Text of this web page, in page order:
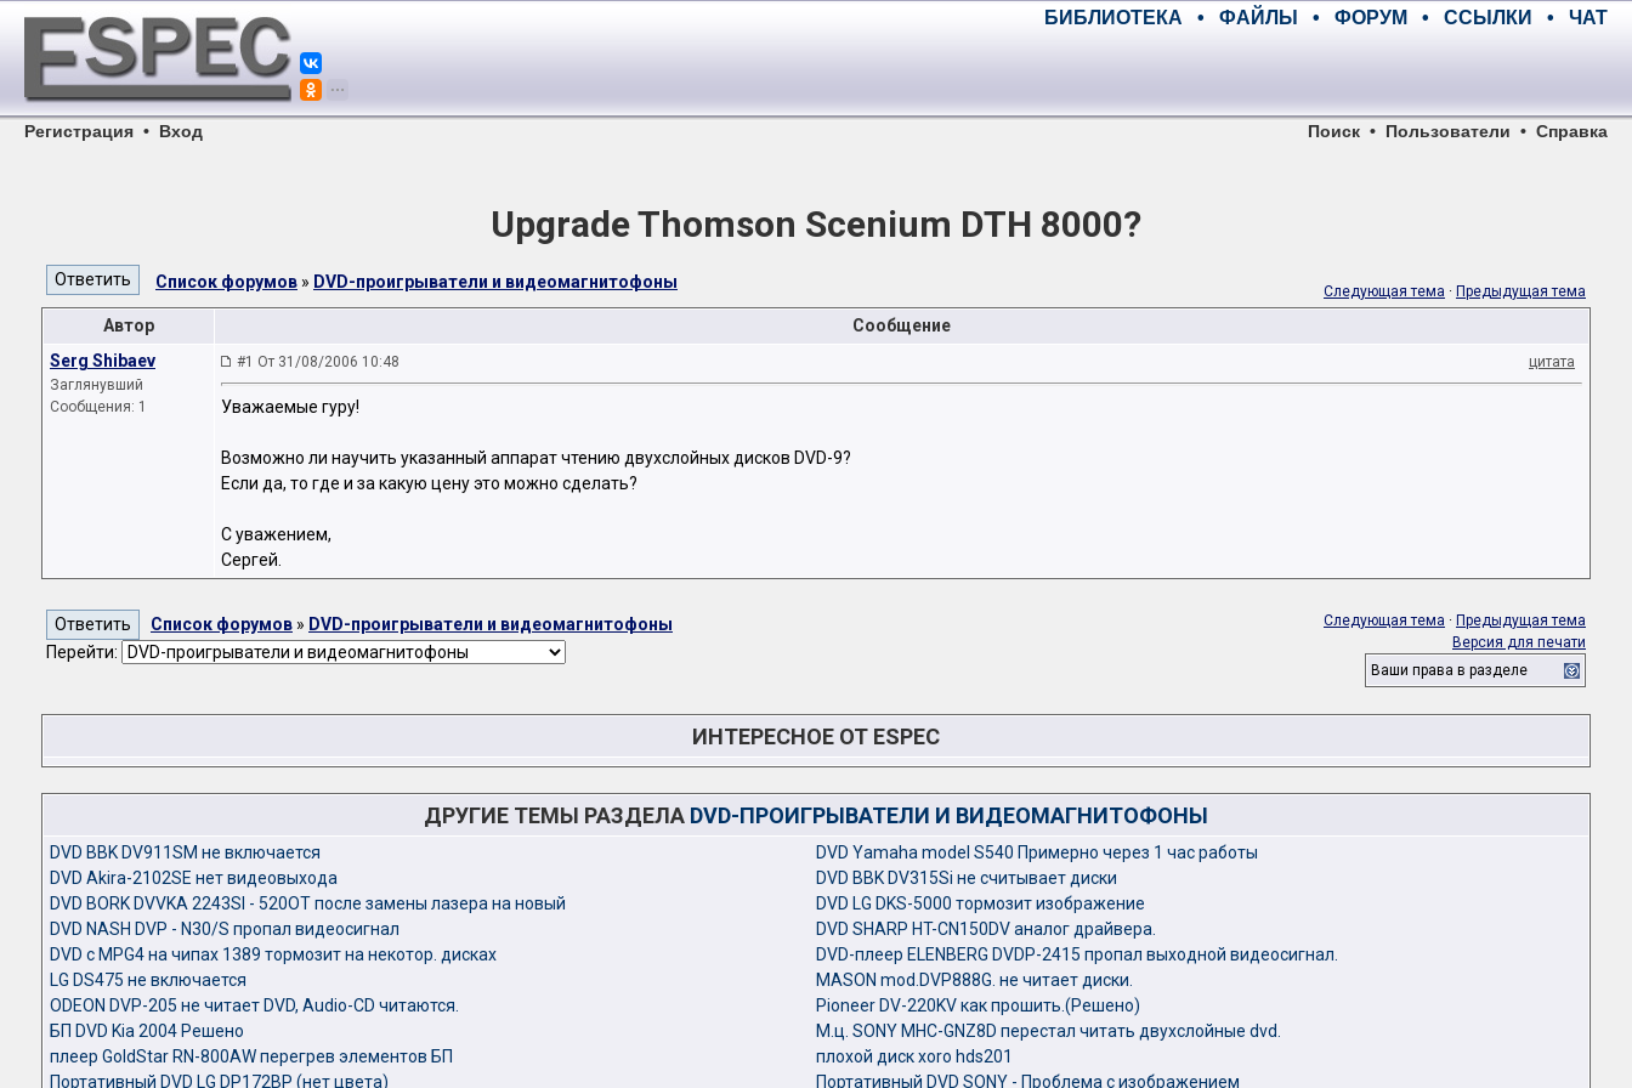
БИБЛИОТЕКА • ФАЙЛЫ • ФОРУМ • ССЫЛКИ • ЧАТ
Регистрация • Вход Поиск • Пользователи • Справка
Upgrade Thomson Scenium DTH 8000?
Список форумов » DVD-проигрыватели и видеомагнитофоны Следующая тема · Предыдущая тема
Автор
Сообщение
Serg Shibaev
Заглянувший
Сообщения: 1
#1 От 31/08/2006 10:48 цитата
Уважаемые гуру!
Возможно ли научить указанный аппарат чтению двухслойных дисков DVD-9?
Если да, то где и за какую цену это можно сделать?
С уважением,
Сергей.
Список форумов » DVD-проигрыватели и видеомагнитофоны
Перейти:
Следующая тема · Предыдущая тема
Версия для печати
Ваши права в разделе
ИНТЕРЕСНОЕ ОТ ESPEC
ДРУГИЕ ТЕМЫ РАЗДЕЛА DVD-ПРОИГРЫВАТЕЛИ И ВИДЕОМАГНИТОФОНЫ
DVD BBK DV911SM не включается
DVD Yamaha model S540 Примерно через 1 час работы
DVD Akira-2102SE нет видеовыхода
DVD BBK DV315Si не считывает диски
DVD BORK DVVKA 2243SI - 520OT после замены лазера на новый
DVD LG DKS-5000 тормозит изображение
DVD NASH DVP - N30/S пропал видеосигнал
DVD SHARP HT-CN150DV аналог драйвера.
DVD с MPG4 на чипах 1389 тормозит на некотор. дисках
DVD-плеер ELENBERG DVDP-2415 пропал выходной видеосигнал.
LG DS475 не включается
MASON mod.DVP888G. не читает диски.
ODEON DVP-205 не читает DVD, Audio-CD читаются.
Pioneer DV-220KV как прошить.(Решено)
БП DVD Kia 2004 Решено
М.ц. SONY MHC-GNZ8D перестал читать двухслойные dvd.
плеер GoldStar RN-800AW перегрев элементов БП
плохой диск xoro hds201
Портативный DVD LG DP172BP (нет цвета)
Портативный DVD SONY - Проблема с изображением